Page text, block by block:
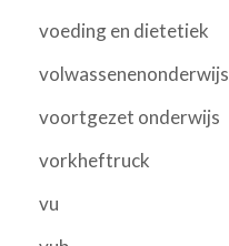
voeding en dietetiek
volwassenenonderwijs
voortgezet onderwijs
vorkheftruck
vu